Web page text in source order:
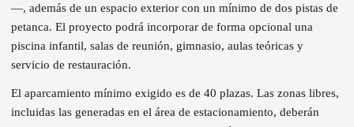
—, además de un espacio exterior con un mínimo de dos pistas de
petanca. El proyecto podrá incorporar de forma opcional una
piscina infantil, salas de reunión, gimnasio, aulas teóricas y
servicio de restauración.
El aparcamiento mínimo exigido es de 40 plazas. Las zonas libres,
incluidas las generadas en el área de estacionamiento, deberán